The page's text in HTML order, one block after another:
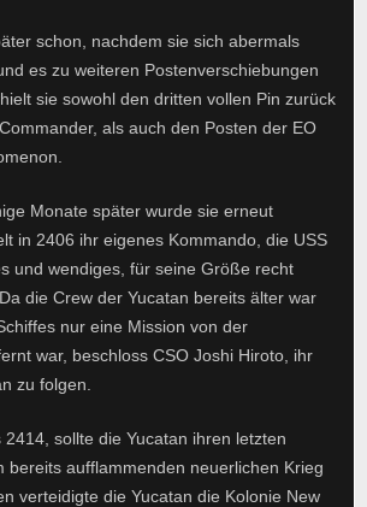
schon, nachdem sie sich abermals
es zu weiteren Postenverschiebungen
sie sowohl den dritten vollen Pin zurück
als auch den Posten der EO
Monate später wurde sie erneut
in 2406 ihr eigenes Kommando, die USS
und wendiges, für seine Größe recht
die Crew der Yucatan bereits älter war
nur eine Mission von der
war, beschloss CSO Joshi Hiroto, ihr
zu folgen.
sollte die Yucatan ihren letzten
bereits aufflammenden neuerlichen Krieg
verteidigte die Yucatan die Kolonie New